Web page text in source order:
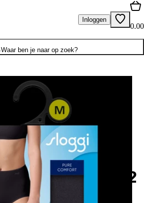
Inloggen
0.00
Waar ben je naar op zoek?
22